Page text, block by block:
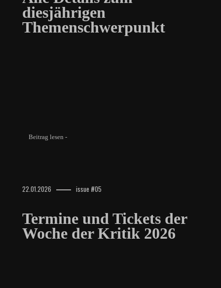
diesjährigen
Themenschwerpunkt
Beitrag lesen -
22.01.2026 issue #05
Termine und Tickets der
Woche der Kritik 2026